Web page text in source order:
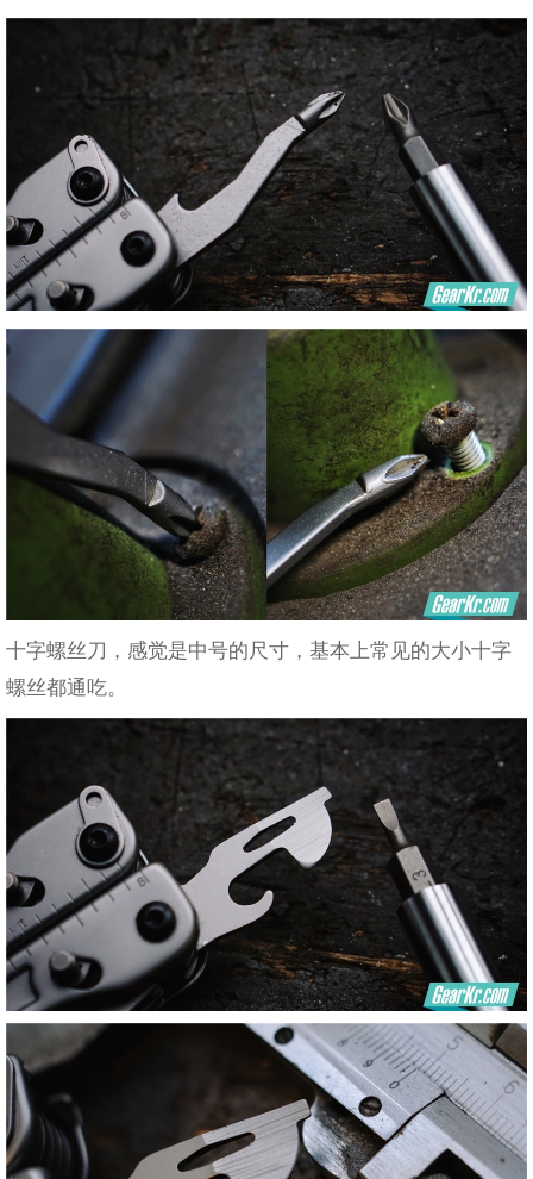
十字螺丝刀，感觉是中号的尺寸，基本上常见的大小十字
螺丝都通吃。